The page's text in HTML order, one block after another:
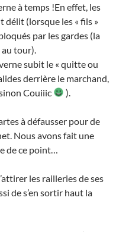
à temps !En effet, les
(lorsque les « fils »
par les gardes (la
tour).
subit le « quitte ou
derrière le marchand,
Couiiic
).
à défausser pour de
Nous avons fait une
de ce point…
les railleries de ses
de s’en sortir haut la